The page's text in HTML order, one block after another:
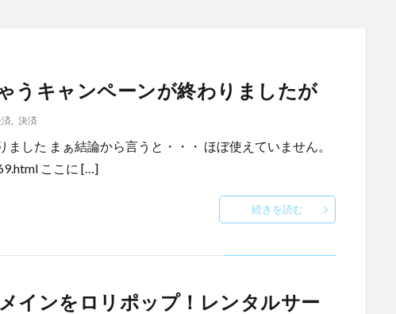
うキャンペーンが終わりましたが
済 決済
した まぁ結論から言うと・・・ ほぼ使えていません。
ここに […]
続きを読む
インをロリポップ！レンタルサー